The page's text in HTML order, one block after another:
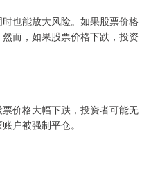
也能放大风险。如果股票价格
而，如果股票价格下跌，投资
价格大幅下跌，投资者可能无
户被强制平仓。